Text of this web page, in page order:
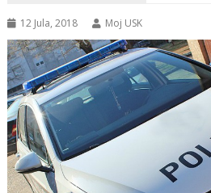
12 Jula, 2018 Moj USK